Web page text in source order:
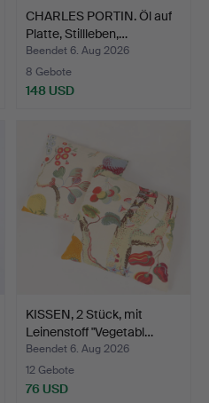
CHARLES PORTIN. Öl auf
Platte, Stillleben,…
Beendet 6. Aug 2026
8 Gebote
148 USD
KISSEN, 2 Stück, mit
Leinenstoff "Vegetabl…
Beendet 6. Aug 2026
12 Gebote
76 USD